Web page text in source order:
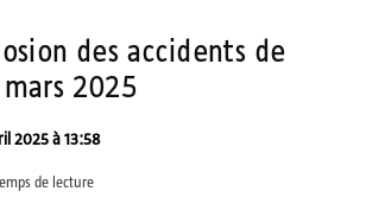
des accidents de
2025
2025 à 13:58
de lecture